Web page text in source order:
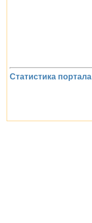
Статистика портала